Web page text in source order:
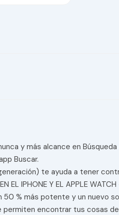
y más alcance en
Buscar.
generación) te ayuda a tener
EL IPHONE Y EL APPLE
50 % más potente y un nuevo
encontrar tus cosas